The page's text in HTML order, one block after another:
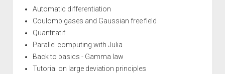
Automatic differentiation
Coulomb gases and Gaussian free field
Quantitatif
Parallel computing with Julia
Back to basics - Gamma law
Tutorial on large deviation principles